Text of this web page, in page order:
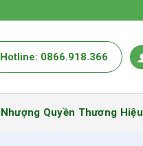
Hotline: 0866.918.366
Nhượng Quyền Thương Hiệu